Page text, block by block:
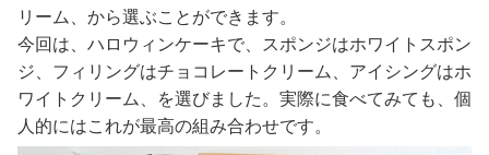
リーム、から選ぶことができます。
今回は、ハロウィンケーキで、スポンジはホワイトスポン
ジ、フィリングはチョコレートクリーム、アイシングはホ
ワイトクリーム、を選びました。実際に食べてみても、個
人的にはこれが最高の組み合わせです。